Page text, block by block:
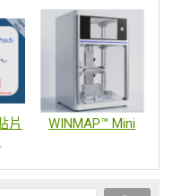
片 WINMAP™ Mini